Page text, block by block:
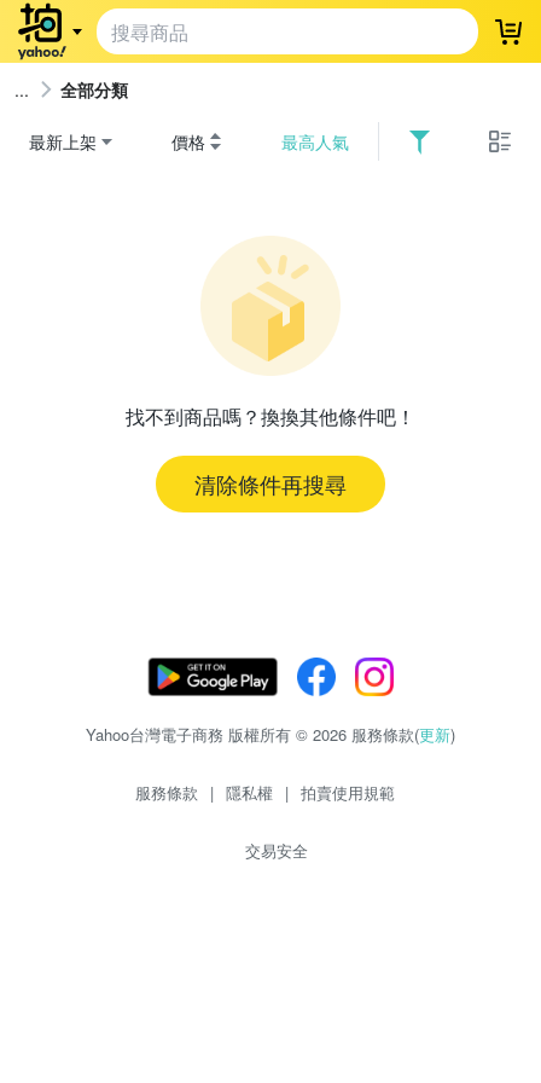
登
全部分類
最新上架 價格 最高人氣
找不到商品嗎？換換其他條件吧！
清除條件再搜尋
Yahoo台灣電子商務 版權所有 © 2026 服務條款(更新)
服務條款 | 隱私權 | 拍賣使用規範
交易安全